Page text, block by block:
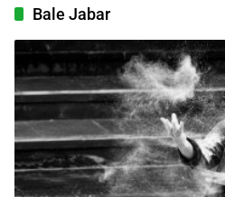
Bale Jabar